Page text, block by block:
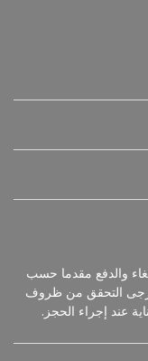
والدفع مقدما حسب
التحقق من ظروف
عند إجراء الحجز.